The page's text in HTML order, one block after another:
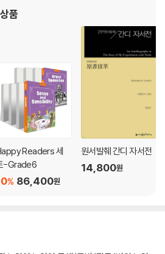
· 취업 거부 ·
품
Readers 세
-Grade6
86,400원
%
원서발췌 간디 자서전
14,800원